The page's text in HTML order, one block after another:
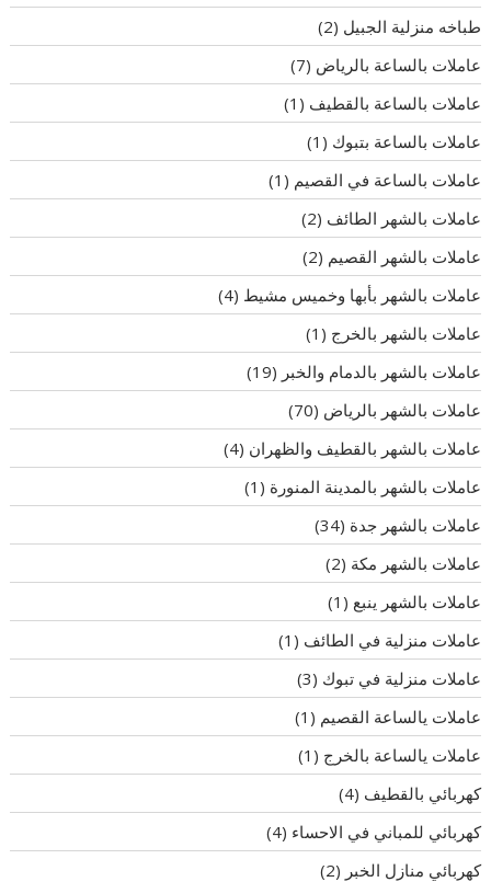
طباخه منزلية الجبيل (2)
عاملات بالساعة بالرياض (7)
عاملات بالساعة بالقطيف (1)
عاملات بالساعة بتبوك (1)
عاملات بالساعة في القصيم (1)
عاملات بالشهر الطائف (2)
عاملات بالشهر القصيم (2)
عاملات بالشهر بأبها وخميس مشيط (4)
عاملات بالشهر بالخرج (1)
عاملات بالشهر بالدمام والخبر (19)
عاملات بالشهر بالرياض (70)
عاملات بالشهر بالقطيف والظهران (4)
عاملات بالشهر بالمدينة المنورة (1)
عاملات بالشهر جدة (34)
عاملات بالشهر مكة (2)
عاملات بالشهر ينبع (1)
عاملات منزلية في الطائف (1)
عاملات منزلية في تبوك (3)
عاملات يالساعة القصيم (1)
عاملات يالساعة بالخرج (1)
كهربائي بالقطيف (4)
كهربائي للمباني في الاحساء (4)
كهربائي منازل الخبر (2)